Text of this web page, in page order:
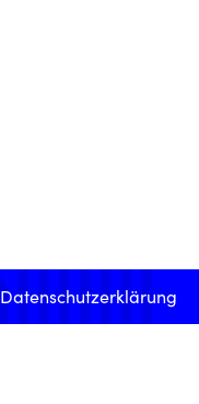
Datenschutzerklärung